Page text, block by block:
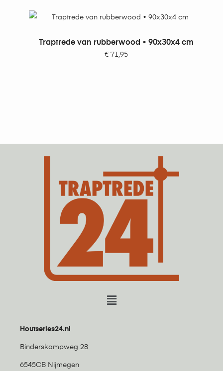
TOEVOEGEN AAN WINKELWAGEN
Traptrede van rubberwood • 90x30x4 cm
€71,95
Houtseries24.nl
Binderskampweg 28
6545CB Nijmegen